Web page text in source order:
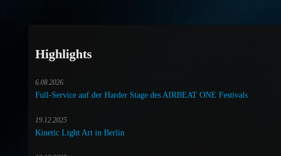
Highlights
6.08.2026
Full-Service auf der Harder Stage des AIRBEAT ONE Festivals
19.12.2025
Kinetic Light Art in Berlin